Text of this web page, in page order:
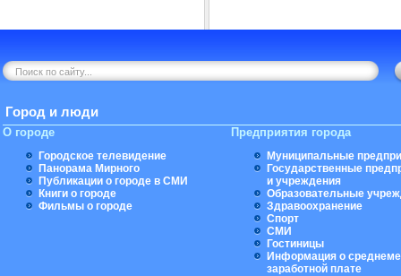
Город и люди
О городе
Городское телевидение
Панорама Мирного
Публикации о городе в СМИ
Книги о городе
Фильмы о городе
Предприятия города
Муниципальные
Государственные
и учреждения
Образовательные
Здравоохранение
Спорт
СМИ
Гостиницы
Информация о
заработной плате